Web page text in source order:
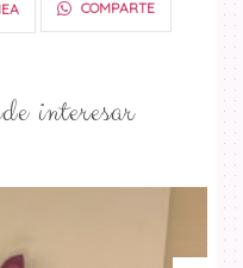
COMPARTE
interesar